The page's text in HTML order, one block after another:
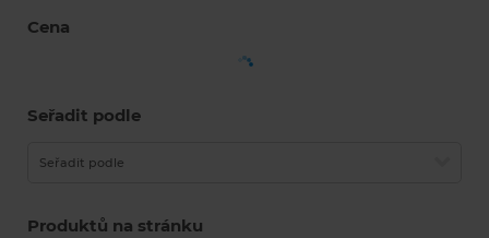
Cena
Seřadit podle
Seřadit podle
Produktů na stránku